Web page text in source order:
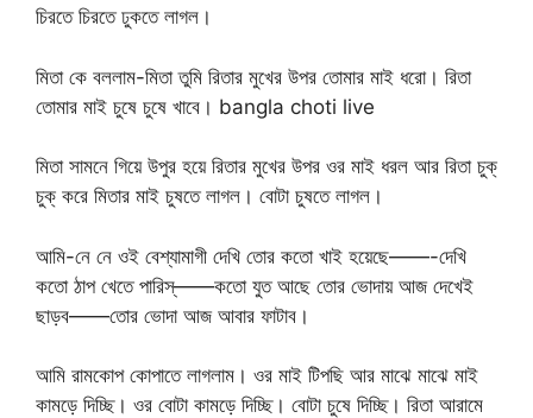
চিরতে চিরতে ঢুকতে লাগল।
মিতা কে বললাম-মিতা তুমি রিতার মুখের উপর তোমার মাই ধরো। রিতা
তোমার মাই চুষে চুষে খাবে। bangla choti live
মিতা সামনে গিয়ে উপুর হয়ে রিতার মুখের উপর ওর মাই ধরল আর রিতা চুক্
চুক্ করে মিতার মাই চুষতে লাগল। বোটা চুষতে লাগল।
আমি-নে নে ওই বেশ্যামাগী দেখি তোর কতো খাই হয়েছে——-দেখি
কতো ঠাপ খেতে পারিস্——কতো যুত আছে তোর ভোদায় আজ দেখেই
ছাড়ব——তোর ভোদা আজ আবার ফাটাব।
আমি রামকোপ কোপাতে লাগলাম। ওর মাই টিপছি আর মাঝে মাঝে মাই
কামড়ে দিচ্ছি। ওর বোটা কামড়ে দিচ্ছি। বোটা চুষে দিচ্ছি। রিতা আরামে